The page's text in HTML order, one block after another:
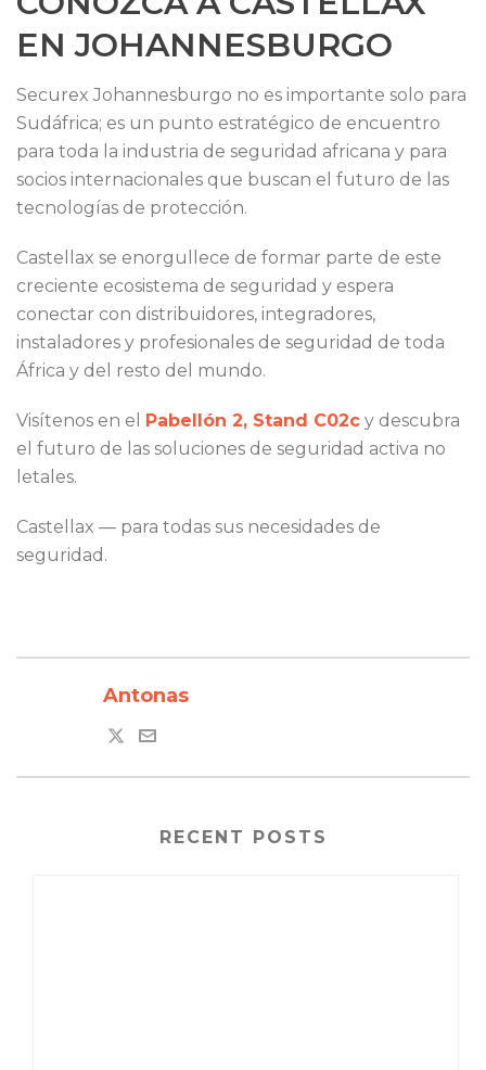
EN JOHANNESBURGO
Securex Johannesburgo no es importante solo para
Sudáfrica; es un punto estratégico de encuentro
para toda la industria de seguridad africana y para
socios internacionales que buscan el futuro de las
tecnologías de protección.
Castellax se enorgullece de formar parte de este
creciente ecosistema de seguridad y espera
conectar con distribuidores, integradores,
instaladores y profesionales de seguridad de toda
África y del resto del mundo.
Visítenos en el Pabellón 2, Stand C02c y descubra
el futuro de las soluciones de seguridad activa no
letales.
Castellax — para todas sus necesidades de
seguridad.
Antonas
RECENT POSTS